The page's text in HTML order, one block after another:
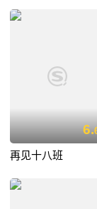
6.
再见十八班